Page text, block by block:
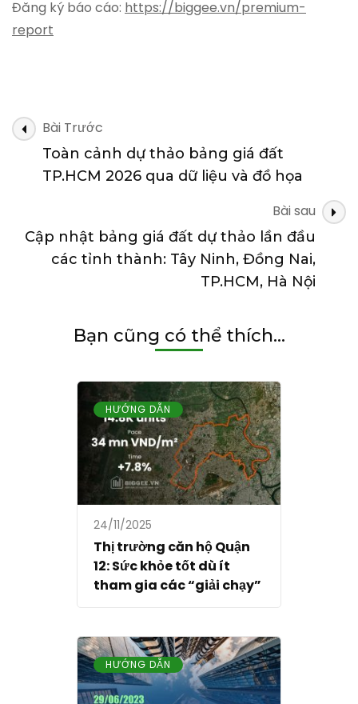
Đăng ký báo cáo: https://biggee.vn/premium-
report
Điều
hướng
Bài Trước
Toàn cảnh dự thảo bảng giá đất
TP.HCM 2026 qua dữ liệu và đồ họa
Bài sau
Cập nhật bảng giá đất dự thảo lần đầu
các tỉnh thành: Tây Ninh, Đồng Nai,
TP.HCM, Hà Nội
Bạn cũng có thể thích...
HƯỚNG DẪN
24/11/2025
Thị trường căn hộ Quận
12: Sức khỏe tốt dù ít
tham gia các “giải chạy”
HƯỚNG DẪN